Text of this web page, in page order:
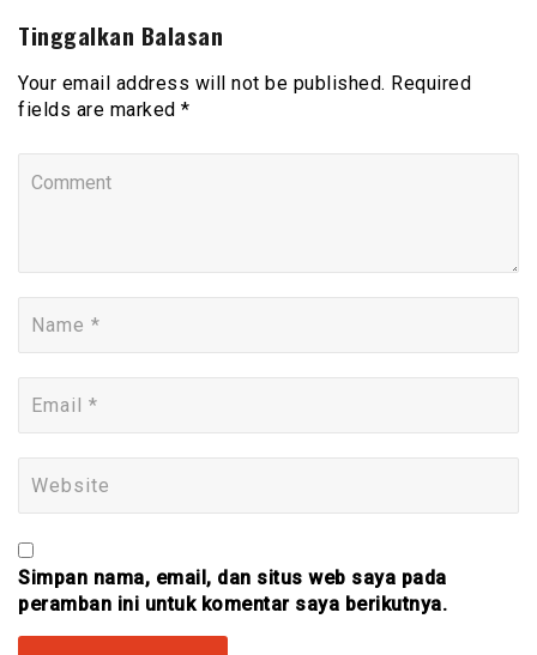
Tinggalkan Balasan
Your email address will not be published. Required
fields are marked *
Simpan nama, email, dan situs web saya pada
peramban ini untuk komentar saya berikutnya.